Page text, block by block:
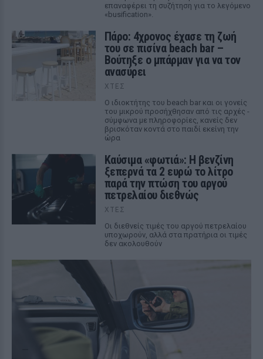
επαναφέρει τη συζήτηση για το λεγόμενο
«busification».
Πάρο: 4χρονος έχασε τη ζωή
του σε πισίνα beach bar –
Βούτηξε ο μπάρμαν για να τον
ανασύρει
ΧΤΕΣ
Ο ιδιοκτήτης του beach bar και οι γονείς
του μικρού προσήχθησαν από τις αρχές -
σύμφωνα με πληροφορίες, κανείς δεν
βρισκόταν κοντά στο παιδί εκείνη την
ώρα
Καύσιμα «φωτιά»: Η βενζίνη
ξεπερνά τα 2 ευρώ το λίτρο
παρά την πτώση του αργού
πετρελαίου διεθνώς
ΧΤΕΣ
Οι διεθνείς τιμές του αργού πετρελαίου
υποχωρούν, αλλά στα πρατήρια οι τιμές
δεν ακολουθούν